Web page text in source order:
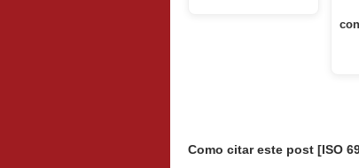
Como citar este post [ISO